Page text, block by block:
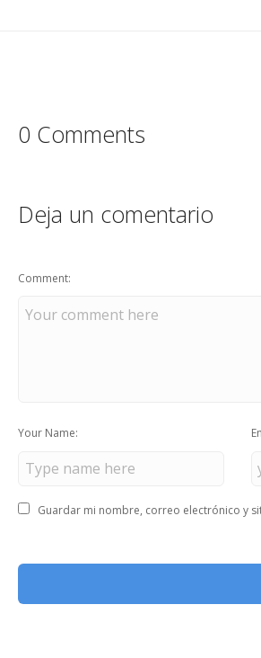
0 Comments
Deja un comentario
Comment:
Your Name:
Guardar mi nombre, correo electrónico y